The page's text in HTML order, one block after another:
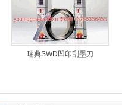
瑞典SWD凹印刮墨刀